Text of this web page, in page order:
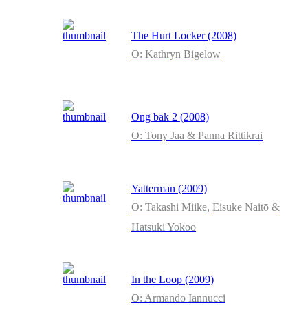
The Hurt Locker (2008)
O: Kathryn Bigelow
Ong bak 2 (2008)
O: Tony Jaa & Panna Rittikrai
Yatterman (2009)
O: Takashi Miike, Eisuke Naitō &
Hatsuki Yokoo
In the Loop (2009)
O: Armando Iannucci